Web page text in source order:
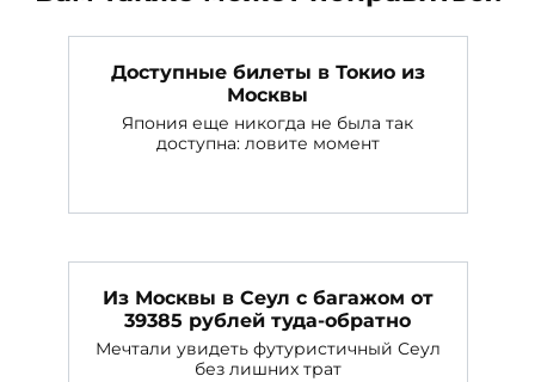
Доступные билеты в Токио из
Москвы
Япония еще никогда не была так
доступна: ловите момент
Из Москвы в Сеул с багажом от
39385 рублей туда-обратно
Мечтали увидеть футуристичный Сеул
без лишних трат